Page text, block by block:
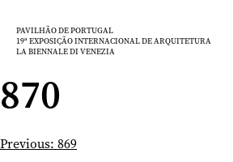
paraPAVILHÃO DE PORTUGAL
19ª EXPOSIÇÃO INTERNACIONAL DE ARQUITETURA
LA BIENNALE DI VENEZIA
870
Navegação
Previous: 869